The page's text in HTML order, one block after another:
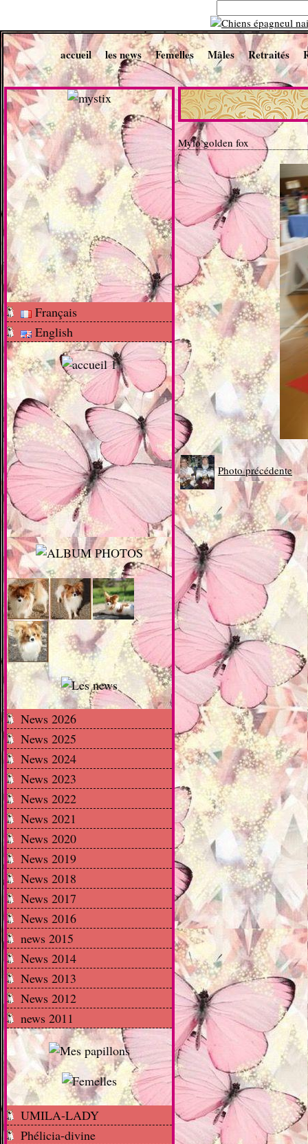
accueil les news Femelles Mâles Retraités
Français
English
News 2026
News 2025
News 2024
News 2023
News 2022
News 2021
News 2020
News 2019
News 2018
News 2017
News 2016
news 2015
News 2014
News 2013
News 2012
news 2011
UMILA-LADY
Phélicia-divine
Mylo golden fox
Photo précédente